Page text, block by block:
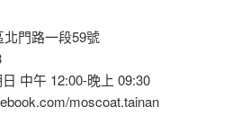
門路一段59號
中午 12:00-晚上 09:30
moscoat.tainan